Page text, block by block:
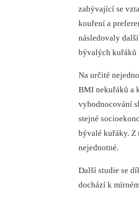
zabývající se
kouření a
následovaly
bývalých kuřáků
Na určité
BMI nekuřáků a
vyhodnocování
stejné
bývalé kuřáky. Z
nejednotné.
Další studie se
dochází k